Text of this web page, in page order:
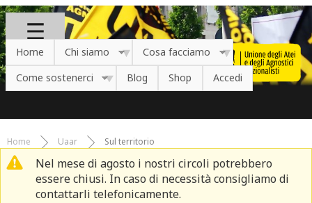
Home Chi siamo
Cosa facciamo
Come sostenerci
Blog Shop Accedi
Tu sei qui
Home Uaar Sul territorio
Messaggio di avvertimento
Nel mese di agosto i nostri circoli potrebbero
essere chiusi. In caso di necessità consigliamo di
contattarli telefonicamente.